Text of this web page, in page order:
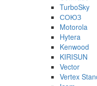
TurboSky
СОЮЗ
Motorola
Hytera
Kenwood
KIRISUN
Vector
Vertex